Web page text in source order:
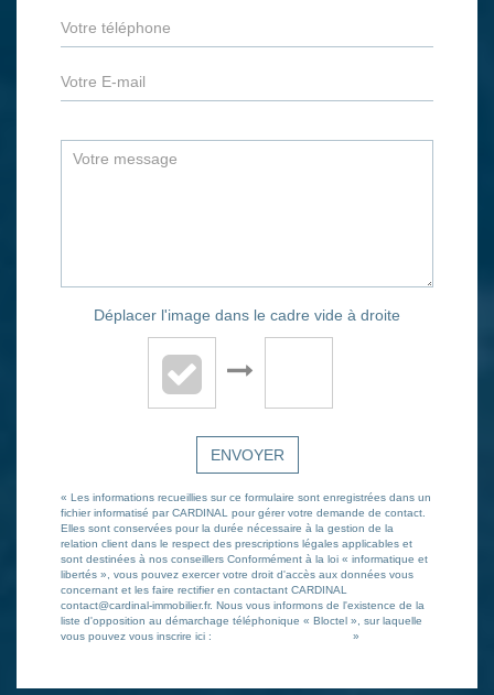
Déplacer l'image dans le cadre vide à droite
ENVOYER
« Les informations recueillies sur ce formulaire sont enregistrées dans un
fichier informatisé par CARDINAL pour gérer votre demande de contact.
Elles sont conservées pour la durée nécessaire à la gestion de la
relation client dans le respect des prescriptions légales applicables et
sont destinées à nos conseillers Conformément à la loi « informatique et
libertés », vous pouvez exercer votre droit d'accès aux données vous
concernant et les faire rectifier en contactant CARDINAL
contact@cardinal-immobilier.fr. Nous vous informons de l'existence de la
liste d'opposition au démarchage téléphonique « Bloctel », sur laquelle
vous pouvez vous inscrire ici :
»